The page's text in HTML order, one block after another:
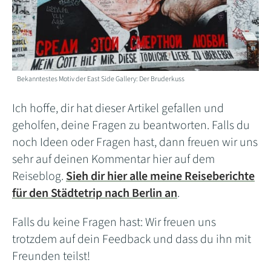
Bekanntestes Motiv der East Side Gallery: Der Bruderkuss
Ich hoffe, dir hat dieser Artikel gefallen und
geholfen, deine Fragen zu beantworten. Falls du
noch Ideen oder Fragen hast, dann freuen wir uns
sehr auf deinen Kommentar hier auf dem
Reiseblog.Sieh dir hier alle meine Reiseberichte
für den Städtetrip nach Berlin an.
Falls du keine Fragen hast: Wir freuen uns
trotzdem auf dein Feedback und dass du ihn mit
Freunden teilst!